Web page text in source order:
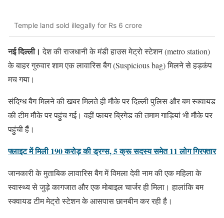
Temple land sold illegally for Rs 6 crore
नई दिल्ली। देश की राजधानी के मंडी हाउस मेट्रो स्टेशन (metro station)
के बाहर गुरुवार शाम एक लावारिस बैग (Suspicious bag) मिलने से हड़कंप
मच गया।
संदिग्ध बैग मिलने की खबर मिलते ही मौके पर दिल्ली पुलिस और बम स्क्वायड
की टीम मौके पर पहुंच गई। वहीं फायर ब्रिगेड की तमाम गाड़ियां भी मौके पर
पहुंची हैं।
फ्लाइट में मिली 190 करोड़ की ड्रग्स, 5 क्रू सदस्य समेत 11 लोग गिरफ्तार
जानकारी के मुताबिक लावारिस बैग में विमला देवी नाम की एक महिला के
स्वास्थ्य से जुड़े कागजात और एक मोबाइल चार्जर ही मिला। हालांकि बम
स्क्वायड टीम मेट्रो स्टेशन के आसपास छानबीन कर रही है।